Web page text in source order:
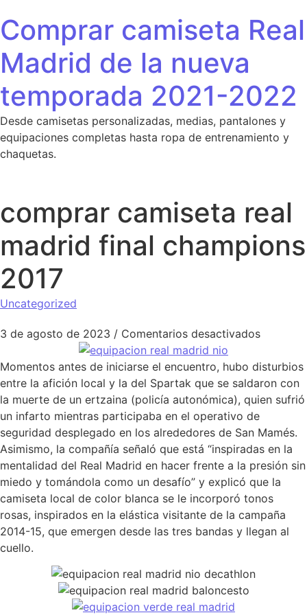
Comprar camiseta Real
Madrid de la nueva
temporada 2021-2022
Desde camisetas personalizadas, medias, pantalones y
equipaciones completas hasta ropa de entrenamiento y
chaquetas.
comprar camiseta real
madrid final champions
2017
Uncategorized
3 de agosto de 2023 / Comentarios desactivadosen
Momentos antes de iniciarse el encuentro, hubo disturbios
entre la afición local y la del Spartak que se saldaron con
la muerte de un ertzaina (policía autonómica), quien sufrió
un infarto mientras participaba en el operativo de
seguridad desplegado en los alrededores de San Mamés.
Asimismo, la compañía señaló que está “inspiradas en la
mentalidad del Real Madrid en hacer frente a la presión sin
miedo y tomándola como un desafío” y explicó que la
camiseta local de color blanca se le incorporó tonos
rosas, inspirados en la elástica visitante de la campaña
2014-15, que emergen desde las tres bandas y llegan al
cuello.